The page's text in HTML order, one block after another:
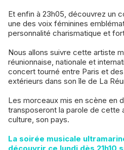
Et enfin à 23h05, découvrez un
une des voix féminines
personnalité charismatique et
Nous allons suivre cette artiste
réunionnaise, nationale et
concert tourné entre Paris et
extérieurs dans son île de La
Les morceaux mis en scène en
transposeront la parole de cette
culture, son pays.
La soirée musicale